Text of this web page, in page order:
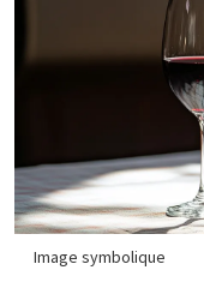
Image symbolique